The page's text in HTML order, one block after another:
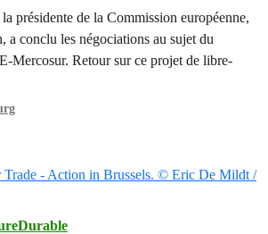
présidente de la Commission européenne,
a conclu les négociations au sujet du
Mercosur. Retour sur ce projet de libre-